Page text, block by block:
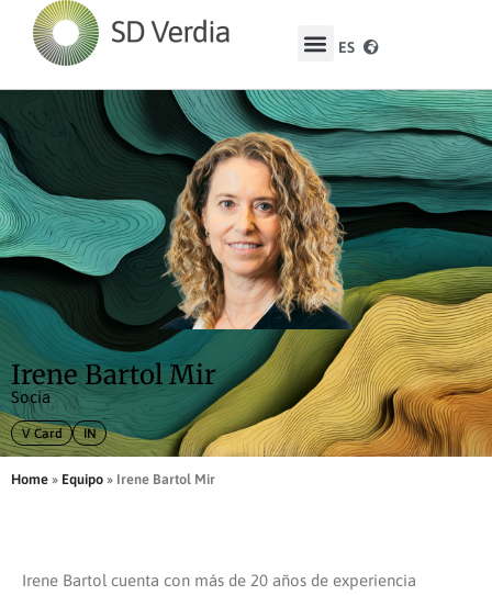
ES
EN
Irene Bartol Mir
Socia
V Card IN
Home » Equipo » Irene Bartol Mir
Irene Bartol cuenta con más de 20 años de experiencia